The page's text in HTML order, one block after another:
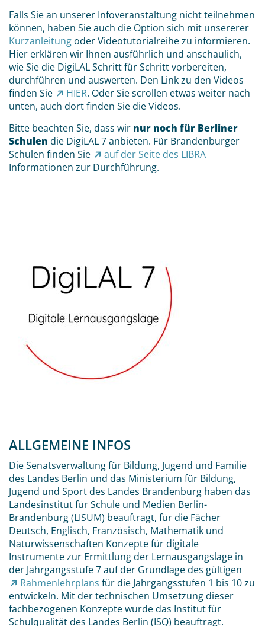
Falls Sie an unserer Infoveranstaltung nicht teilnehmen
können, haben Sie auch die Option sich mit unsererer
Kurzanleitung oder Videotutorialreihe zu informieren.
Hier erklären wir Ihnen ausführlich und anschaulich,
wie Sie die DigiLAL Schritt für Schritt vorbereiten,
durchführen und auswerten. Den Link zu den Videos
finden Sie
HIER. Oder Sie scrollen etwas weiter nach
unten, auch dort finden Sie die Videos.
Bitte beachten Sie, dass wir nur noch für Berliner
Schulen die DigiLAL 7 anbieten. Für Brandenburger
Schulen finden Sie
auf der Seite des LIBRA
Informationen zur Durchführung.
ALLGEMEINE INFOS
Die Senatsverwaltung für Bildung, Jugend und Familie
des Landes Berlin und das Ministerium für Bildung,
Jugend und Sport des Landes Brandenburg haben das
Landesinstitut für Schule und Medien Berlin-
Brandenburg (LISUM) beauftragt, für die Fächer
Deutsch, Englisch, Französisch, Mathematik und
Naturwissenschaften Konzepte für digitale
Instrumente zur Ermittlung der Lernausgangslage in
der Jahrgangsstufe 7 auf der Grundlage des gültigen
Rahmenlehrplans für die Jahrgangsstufen 1 bis 10 zu
entwickeln. Mit der technischen Umsetzung dieser
fachbezogenen Konzepte wurde das Institut für
Schulqualität des Landes Berlin (ISQ) beauftragt.